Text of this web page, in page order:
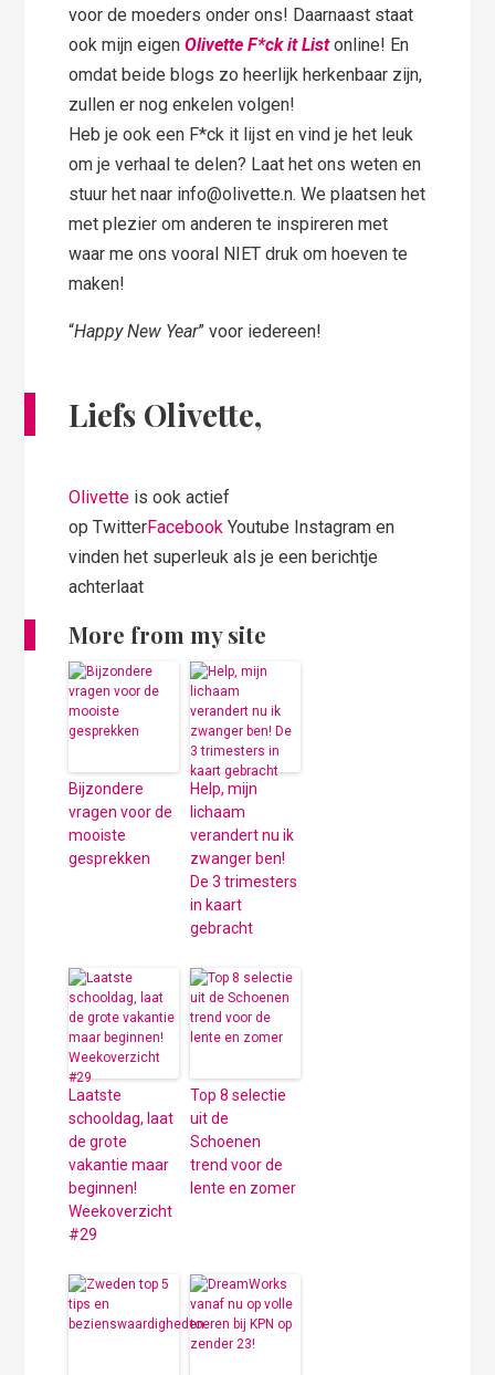
voor de moeders onder ons! Daarnaast staat
ook mijn eigen Olivette F*ck it List online! En
omdat beide blogs zo heerlijk herkenbaar zijn,
zullen er nog enkelen volgen!
Heb je ook een F*ck it lijst en vind je het leuk
om je verhaal te delen? Laat het ons weten en
stuur het naar info@olivette.n. We plaatsen het
met plezier om anderen te inspireren met
waar me ons vooral NIET druk om hoeven te
maken!
“Happy New Year” voor iedereen!
Liefs Olivette,
Olivette is ook actief
op TwitterFacebook Youtube Instagram en
vinden het superleuk als je een berichtje
achterlaat
More from my site
Bijzondere
vragen voor de
mooiste
gesprekken
Help, mijn
lichaam
verandert nu ik
zwanger ben!
De 3 trimesters
in kaart
gebracht
Laatste
schooldag, laat
de grote
vakantie maar
beginnen!
Weekoverzicht
#29
Top 8 selectie
uit de
Schoenen
trend voor de
lente en zomer